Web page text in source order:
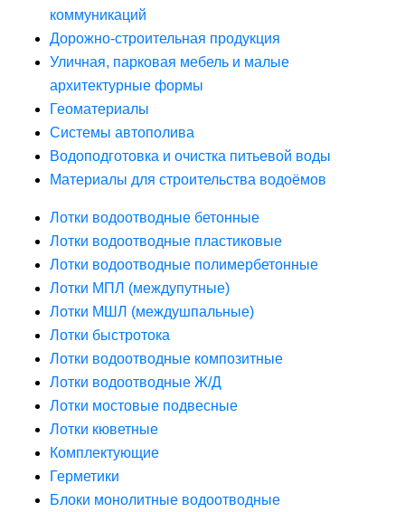
коммуникаций
Дорожно-строительная продукция
Уличная, парковая мебель и малые
архитектурные формы
Геоматериалы
Системы автополива
Водоподготовка и очистка питьевой воды
Материалы для строительства водоёмов
Лотки водоотводные бетонные
Лотки водоотводные пластиковые
Лотки водоотводные полимербетонные
Лотки МПЛ (междупутные)
Лотки МШЛ (междушпальные)
Лотки быстротока
Лотки водоотводные композитные
Лотки водоотводные Ж/Д
Лотки мостовые подвесные
Лотки кюветные
Комплектующие
Герметики
Блоки монолитные водоотводные